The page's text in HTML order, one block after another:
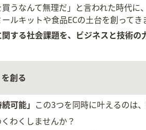
うなんて無理だ」と言われた時代に
ルキットや食品ECの土台を創ってき
する社会課題を、ビジネスと技術の
創る
可能」 この3つを同時に叶えるのは
わくしませんか？